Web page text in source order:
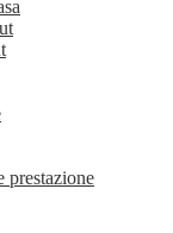
prestazione